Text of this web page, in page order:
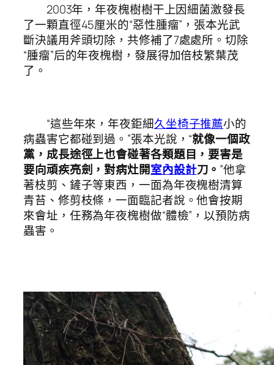
2003年，年夜槐樹樹干上因細菌激發長
了一顆直徑45厘米的“惡性腫瘤”，張本光武
斷決議用斧頭切除，共修補了7處處所。切除
“腫瘤”后的年夜槐樹，發展得加倍枝繁葉茂
了。
“這些年來，年夜鉅細久坐椅子推薦小的
病蟲害它都碰到過。”張本光說，“就像一個政
黨，成長途徑上也會碰著各類題目，要害是
要向頑疾亮劍，對病灶開室內設計刀。 ”他拿
著枝剪、鏟子等東西，一面為年夜槐樹清算
青苔、修剪枝條，一面臨記者說。他會按期
來會址，任務為年夜槐樹做“體檢”，以預防病
蟲害。